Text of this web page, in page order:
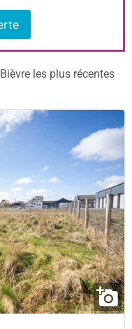
les plus récentes